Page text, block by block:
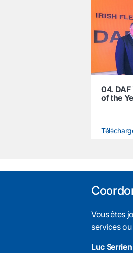
04. DAF
of the
Vous êtes
services
Luc Serrien